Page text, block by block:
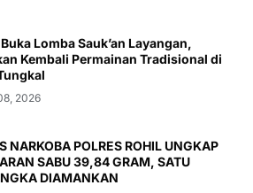
Lomba Sauk’an Layangan,
Kembali Permainan Tradisional di
2026
NARKOBA POLRES ROHIL UNGKAP
SABU 39,84 GRAM, SATU
DIAMANKAN